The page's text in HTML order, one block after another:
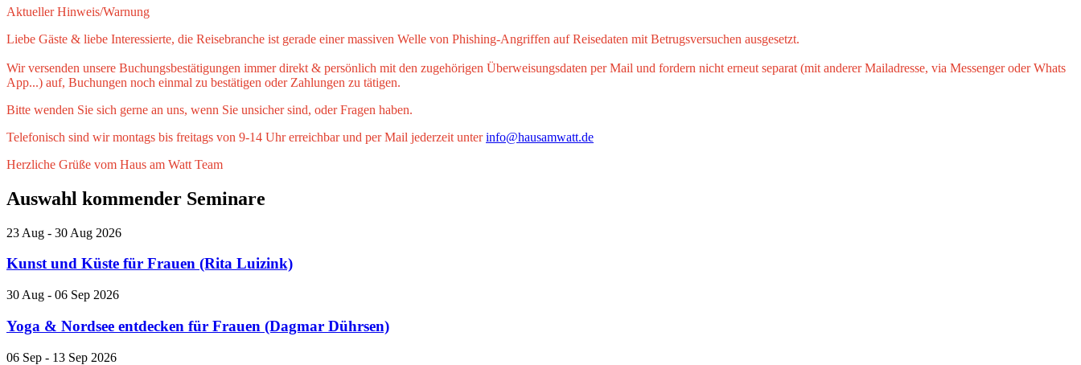
Aktueller Hinweis/Warnung
Liebe Gäste & liebe Interessierte, die Reisebranche ist gerade einer massiven Welle von Phishing-Angriffen auf Reisedaten mit Betrugsversuchen ausgesetzt.
Wir versenden unsere Buchungsbestätigungen immer direkt & persönlich mit den zugehörigen Überweisungsdaten per Mail und fordern nicht erneut separat (mit anderer Mailadresse, via Messenger oder Whats
App...) auf, Buchungen noch einmal zu bestätigen oder Zahlungen zu tätigen.
Bitte wenden Sie sich gerne an uns, wenn Sie unsicher sind, oder Fragen haben.
Telefonisch sind wir montags bis freitags von 9-14 Uhr erreichbar und per Mail jederzeit unterinfo@hausamwatt.de
Herzliche Grüße vom Haus am Watt Team
Auswahl kommender Seminare
23 Aug - 30 Aug 2026
Kunst und Küste für Frauen (Rita Luizink)
30 Aug - 06 Sep 2026
Yoga & Nordsee entdecken für Frauen (Dagmar Dührsen)
06 Sep - 13 Sep 2026